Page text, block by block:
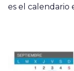
es el calendario